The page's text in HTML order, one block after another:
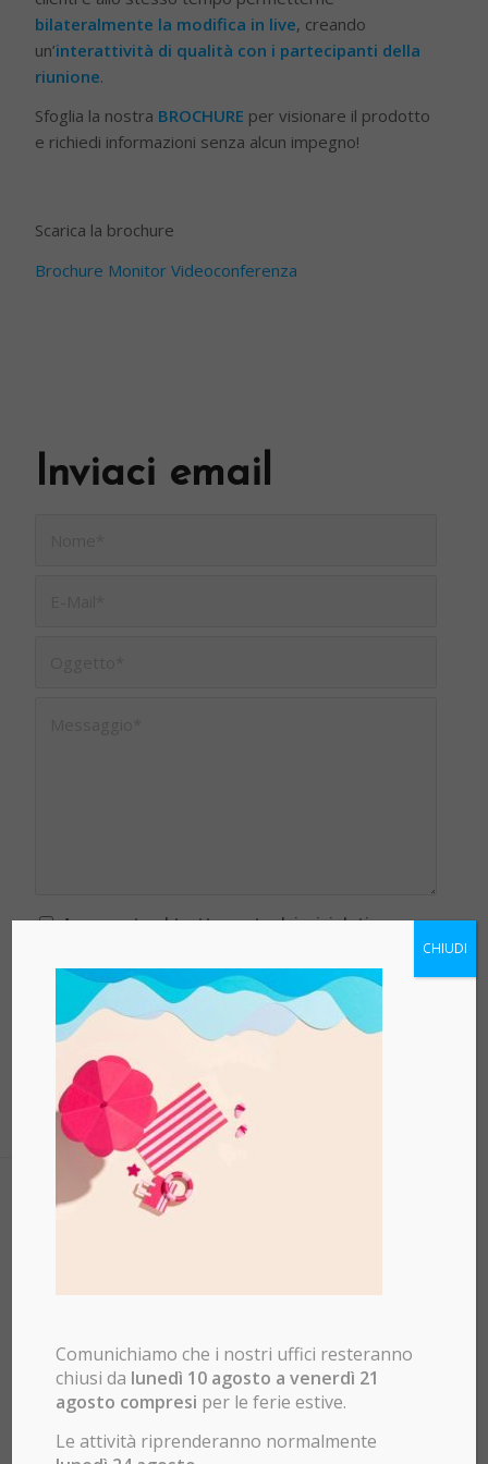
bilateralmente la modifica in live, creando
un’interattività di qualità con i partecipanti della
riunione.
Sfoglia la nostra BROCHURE per visionare il prodotto
e richiedi informazioni senza alcun impegno!
Scarica la brochure
Brochure Monitor Videoconferenza
Inviaci email
Acconsento al trattamento dei miei dati
n.196 del 30/6/2003) *
Comunichiamo che i nostri uffici resteranno
chiusi da lunedì 10 agosto a venerdì 21
agosto compresi per le ferie estive.
Le attività riprenderanno normalmente
CHIUDI